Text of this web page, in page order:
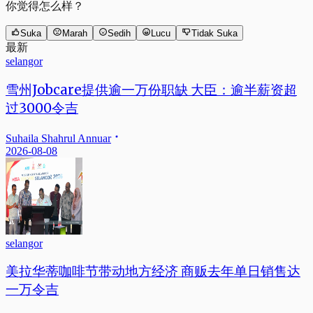
你觉得怎么样？
Suka Marah Sedih Lucu Tidak Suka
最新
selangor
雪州Jobcare提供逾一万份职缺 大臣：逾半薪资超
过3000令吉
Suhaila Shahrul Annuar
2026-08-08
selangor
美拉华蒂咖啡节带动地方经济 商贩去年单日销售达
一万令吉